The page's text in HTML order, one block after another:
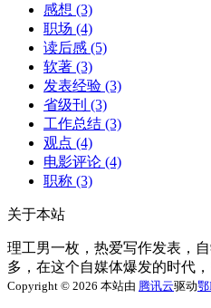
感想 (3)
职场 (4)
读后感 (5)
软著 (3)
发表经验 (3)
省级刊 (3)
工作总结 (3)
观点 (4)
电影评论 (4)
职称 (3)
关于本站
理工男一枚，热爱写作发表，
多，在这个自媒体爆发的时代
Copyright © 2026 本站由 腾讯云驱动鄂